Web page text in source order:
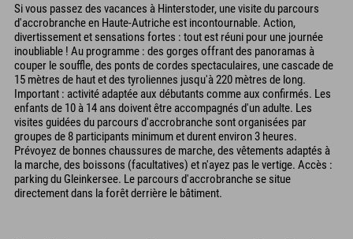
Si vous passez des vacances à Hinterstoder, une visite du parcours
d'accrobranche en Haute-Autriche est incontournable. Action,
divertissement et sensations fortes : tout est réuni pour une journée
inoubliable ! Au programme : des gorges offrant des panoramas à
couper le souffle, des ponts de cordes spectaculaires, une cascade de
15 mètres de haut et des tyroliennes jusqu'à 220 mètres de long.
Important : activité adaptée aux débutants comme aux confirmés. Les
enfants de 10 à 14 ans doivent être accompagnés d'un adulte. Les
visites guidées du parcours d'accrobranche sont organisées par
groupes de 8 participants minimum et durent environ 3 heures.
Prévoyez de bonnes chaussures de marche, des vêtements adaptés à
la marche, des boissons (facultatives) et n'ayez pas le vertige. Accès :
parking du Gleinkersee. Le parcours d'accrobranche se situe
directement dans la forêt derrière le bâtiment.